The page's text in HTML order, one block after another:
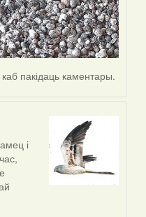
каб пакідаць каментары.
і